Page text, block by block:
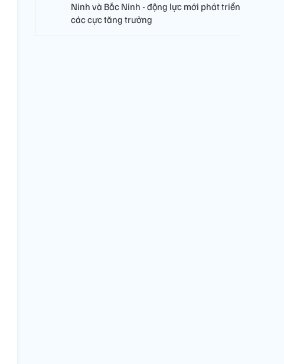
Ninh và Bắc Ninh - động lực mới phát triển
các cực tăng trưởng